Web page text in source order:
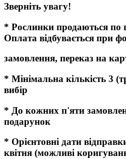
Зверніть увагу!
* Рослинки продаються по
Оплата відбувається при
замовлення, переказ на
* Мінімальна кількість 3
вибір
* До кожних п'яти
подарунок
* Орієнтовні дати
квітня (можливі